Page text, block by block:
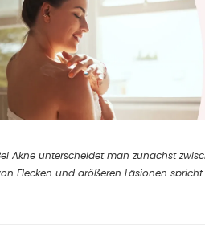
Akne unterscheidet man zunächst
Flecken und größeren Läsionen